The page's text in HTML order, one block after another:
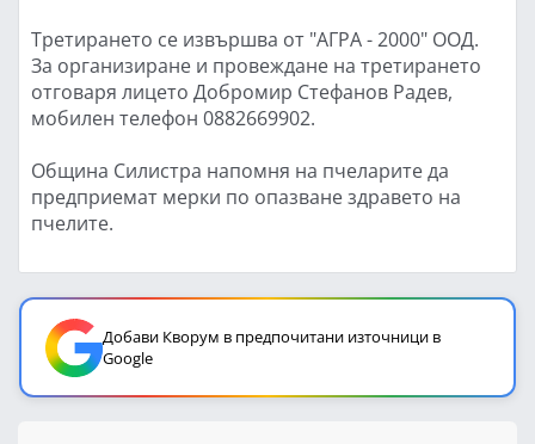
Третирането се извършва от "АГРА - 2000" ООД.
За организиране и провеждане на третирането
отговаря лицето Добромир Стефанов Радев,
мобилен телефон 0882669902.
Община Силистра напомня на пчеларите да
предприемат мерки по опазване здравето на
пчелите.
Добави Кворум в предпочитани източници в
Google